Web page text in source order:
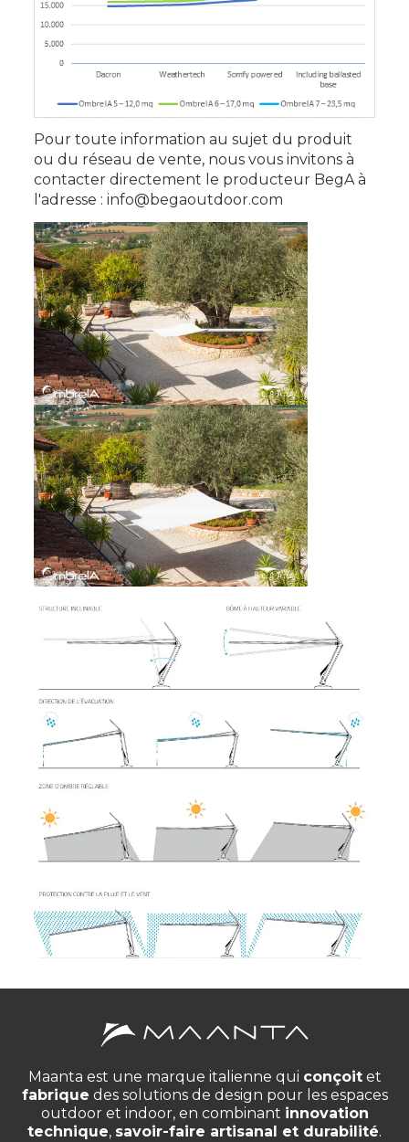
Pour toute information au sujet du produit
ou du réseau de vente, nous vous invitons à
contacter directement le producteur BegA à
l'adresse : info@begaoutdoor.com
Maanta est une marque italienne qui conçoitet
fabrique des solutions de design pour les espaces
outdoor et indoor, en combinant innovation
technique, savoir-faire artisanal et durabilité.